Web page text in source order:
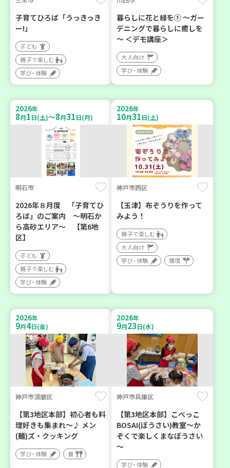
子育てひろば「うっきっき
ー!」
子ども
親子で楽しむ
学び・体験
暮らしに花と緑を① ～ガー
デニングで暮らしに癒しを
～ ＜デモ講座＞
大人向け
学び・体験
2026年
8月1日(土)～8月31日(月)
明石市
2026年８月度 「子育てひ
ろば」のご案内 ～明石か
ら高砂エリア～ 【第6地
区】
子ども
親子で楽しむ
学び・体験
2026年
10月31日(土)
神戸市西区
【玉津】布ぞうりを作って
みよう！
親子で楽しむ
大人向け
学び・体験
環境
2026年
9月4日(金)
神戸市須磨区
【第3地区本部】初心者も料
理好きも集まれ～♪ メン
(麺)ズ・クッキング
学び・体験 食
2026年
9月23日(水)
神戸市兵庫区
【第3地区本部】こべっこ
BOSAI(ぼうさい)教室～か
ぞくで楽しくまなぼうさい
～
学び・体験